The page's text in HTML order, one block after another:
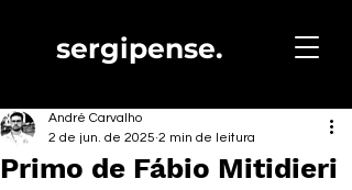
sergipense.
Primo de Fábio Mitidieri
André Carvalho
2 de jun. de 2025 2 min de leitura